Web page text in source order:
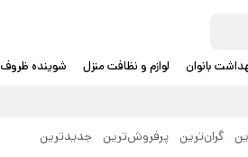
بانوان لوازم و نظافت منزل شوینده ظروف
گران‌ترین پرفروش‌ترین جدید‌ترین